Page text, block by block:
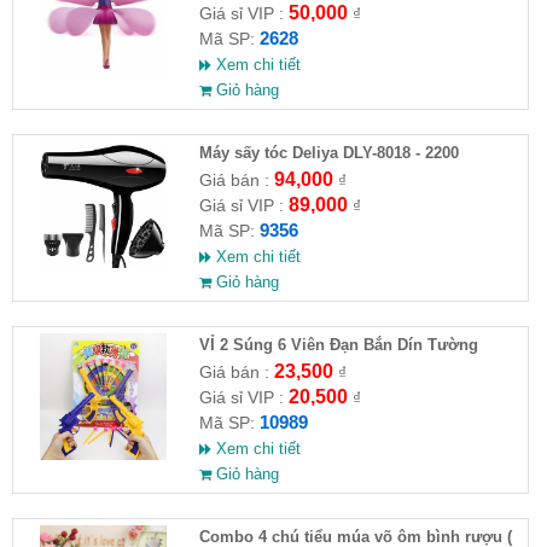
Giá sỉ VIP : 50,000₫
Mã SP: 2628
Xem chi tiết
Giỏ hàng
Máy sấy tóc Deliya DLY-8018 - 2200
Giá bán : 94,000₫
Giá sỉ VIP : 89,000₫
Mã SP: 9356
Xem chi tiết
Giỏ hàng
VỈ 2 Súng 6 Viên Đạn Bắn Dín Tường
Giá bán : 23,500₫
Giá sỉ VIP : 20,500₫
Mã SP: 10989
Xem chi tiết
Giỏ hàng
Combo 4 chú tiểu múa võ ôm bình rượu (